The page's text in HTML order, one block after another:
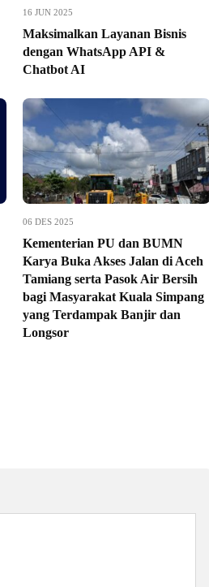
16 JUN 2025
Maksimalkan Layanan Bisnis
dengan WhatsApp API &
Chatbot AI
06 DES 2025
Kementerian PU dan BUMN
Karya Buka Akses Jalan di Aceh
Tamiang serta Pasok Air Bersih
bagi Masyarakat Kuala Simpang
yang Terdampak Banjir dan
Longsor